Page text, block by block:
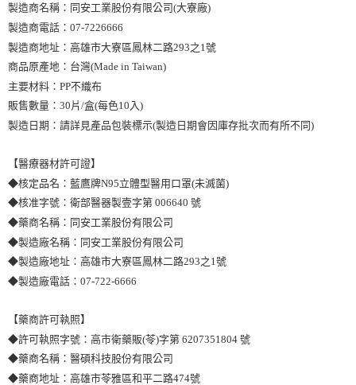
製造商名稱：同安工業股份有限公司(大寮廠)
製造商電話：07-7226666
製造商地址：高雄市大寮區鳳林二路293之1號
商品原產地：台灣(Made in Taiwan)
主要材料：PP不織布
販售數量：30片/盒(每色10入)
製造日期：請詳見產品包裝標示(製造日期會因庫存批次而有所不同)
【醫療器材許可證】
◆核定品名：藍鷹牌N95立體型醫用口罩(未滅菌)
◆核准字號：衛部醫器製壹字第 006640 號
◆藥商名稱：同安工業股份有限公司
◆製造廠名稱：同安工業股份有限公司
◆製造廠地址：高雄市大寮區鳳林二路293之1號
◆製造廠電話：07-722-6666
【藥商許可執照】
◆許可執照字號：高市衛藥販(苓)字第 6207351804 號
◆藥商名稱：醫碩科技股份有限公司
◆藥商地址：高雄市苓雅區和平二路474號